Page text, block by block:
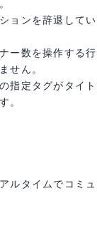
ョンを辞退して
ー数を操作する
せん。
指定タグがタイ
。
ルタイムでコミ